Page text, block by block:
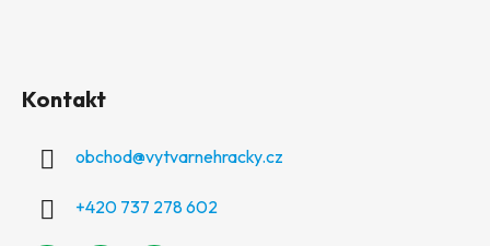
Kontakt
obchod@vytvarnehracky.cz
+420 737 278 602